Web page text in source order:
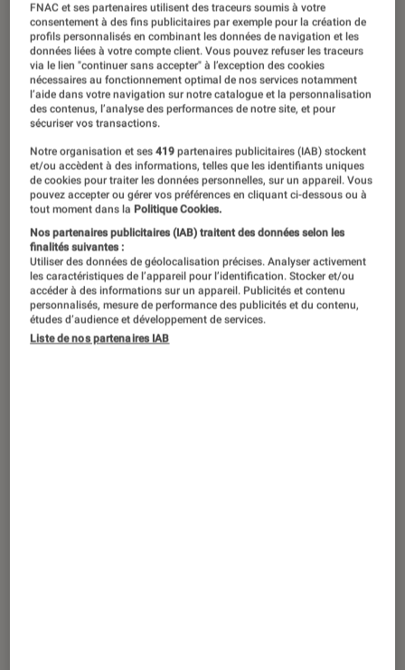
Comment lutter contre les allergies ?
DÉCRYPTAGE
Maison • 26 mar. 2024
FNAC et ses partenaires utilisent des traceurs soumis à votre
consentement à des fins publicitaires par exemple pour la création de
profils personnalisés en combinant les données de navigation et les
données liées à votre compte client. Vous pouvez refuser les traceurs
via le lien "continuer sans accepter" à l’exception des cookies
nécessaires au fonctionnement optimal de nos services notamment
l’aide dans votre navigation sur notre catalogue et la personnalisation
des contenus, l’analyse des performances de notre site, et pour
sécuriser vos transactions.
Notre organisation et ses419 partenaires publicitaires (IAB) stockent
et/ou accèdent à des informations, telles que les identifiants uniques
de cookies pour traiter les données personnelles, sur un appareil. Vous
pouvez accepter ou gérer vos préférences en cliquant ci-dessous ou à
tout moment dans la Politique Cookies.
Nos partenaires publicitaires (IAB) traitent des données selon les
finalités suivantes :
Utiliser des données de géolocalisation précises. Analyser activement
les caractéristiques de l’appareil pour l’identification. Stocker et/ou
accéder à des informations sur un appareil. Publicités et contenu
personnalisés, mesure de performance des publicités et du contenu,
études d’audience et développement de services.
Liste de nos partenaires IAB